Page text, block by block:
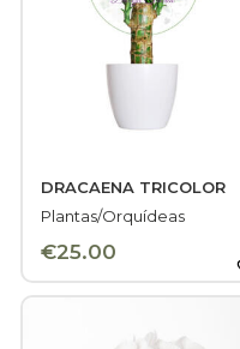
DRACAENA TRICOLOR
Plantas/Orquídeas
€25.00